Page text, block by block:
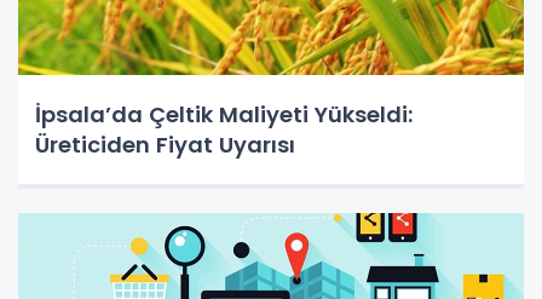
İpsala’da Çeltik Maliyeti Yükseldi:
Üreticiden Fiyat Uyarısı